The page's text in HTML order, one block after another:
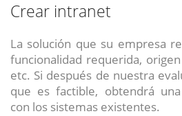
Crear intranet
La solución que su empresa
funcionalidad requerida,
etc. Si después de nuestra
que es factible, obtendrá
con los sistemas existentes.